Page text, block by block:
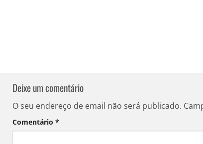
Deixe um comentário
O seu endereço de email não será publicado.
Comentário *